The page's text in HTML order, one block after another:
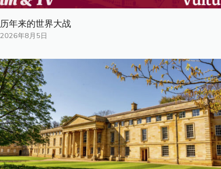
历年来的世界大战
2026年8月5日